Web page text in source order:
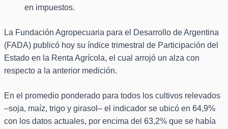
en impuestos.
La Fundación Agropecuaria para el Desarrollo de Argentina
(FADA) publicó hoy su índice trimestral de Participación del
Estado en la Renta Agrícola, el cual arrojó un alza con
respecto a la anterior medición.
En el promedio ponderado para todos los cultivos relevados
–soja, maíz, trigo y girasol– el indicador se ubicó en 64,9%
con los datos actuales, por encima del 63,2% que se había